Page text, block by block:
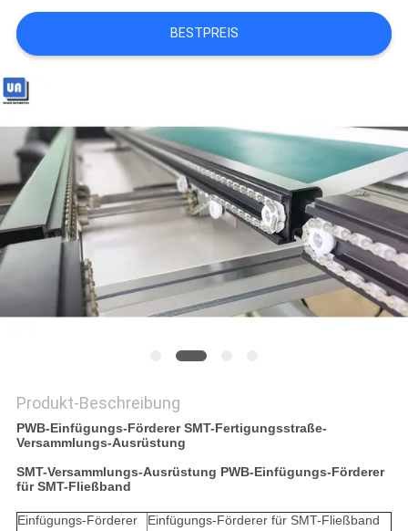
FORDERN
SIE
EIN
ZITAT
VR
SITEMAP
PRIVACY
BESTPREIS
Produkt-Beschreibung
PWB-Einfügungs-Förderer SMT-Fertigungsstraße-
Versammlungs-Ausrüstung
SMT-Versammlungs-Ausrüstung PWB-Einfügungs-Förderer
für SMT-Fließband
Einfügungs-Förderer Einfügungs-Förderer für SMT-Fließband